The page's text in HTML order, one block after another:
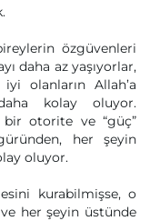
özgüvenleri
daha az yaşıyorlar,
olanların Allah’a
kolay oluyor.
bir otorite ve “güç”
her şeyin
oluyor.
kurabilmişse, o
her şeyin üstünde